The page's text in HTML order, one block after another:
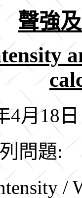
聲強
4月18日
問題:
/